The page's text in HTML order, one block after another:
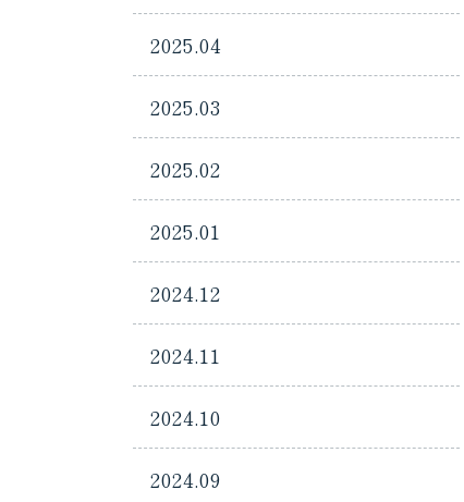
2025.04
2025.03
2025.02
2025.01
2024.12
2024.11
2024.10
2024.09